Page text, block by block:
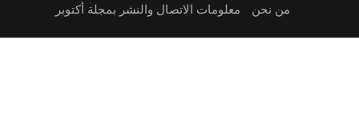
من نحن
معلومات الاتصال والنشر بمجلة أكتوبر